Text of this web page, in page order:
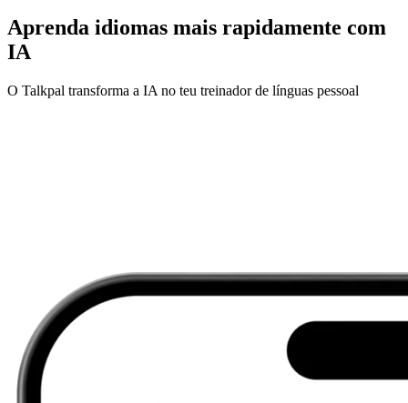
Aprenda idiomas mais rapidamente com
IA
O Talkpal transforma a IA no teu treinador de línguas pessoal